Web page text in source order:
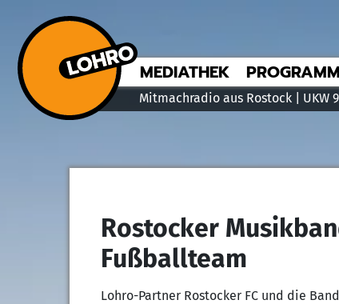
Mitmachradio aus Rostock | UKW
MEDIATHEK PROGRAMM
Rostocker
Fußballteam
Lohro-Partner Rostocker FC und die